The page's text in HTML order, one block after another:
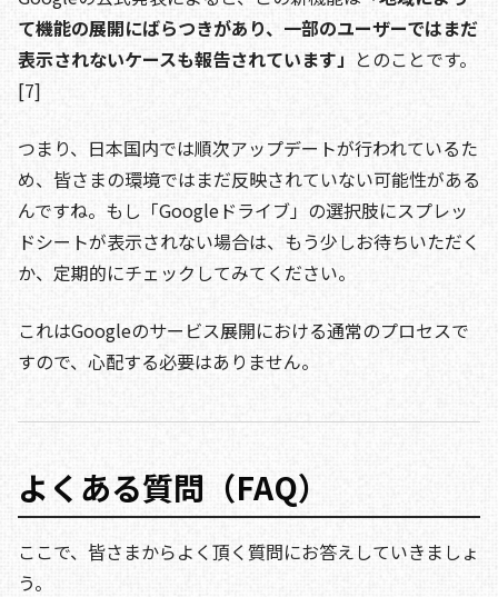
て機能の展開にばらつきがあり、一部のユーザーではまだ
表示されないケースも報告されています」 とのことです。
[7]
つまり、日本国内では順次アップデートが行われているた
め、皆さまの環境ではまだ反映されていない可能性がある
んですね。もし「Googleドライブ」の選択肢にスプレッ
ドシートが表示されない場合は、もう少しお待ちいただく
か、定期的にチェックしてみてください。
これはGoogleのサービス展開における通常のプロセスで
すので、心配する必要はありません。
よくある質問（FAQ）
ここで、皆さまからよく頂く質問にお答えしていきましょ
う。